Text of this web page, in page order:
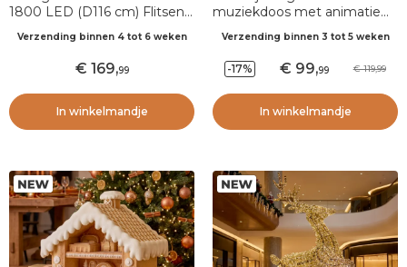
1800 LED (D116 cm) Flitsend
Verzending binnen 4 tot 6 weken
169,99
In winkelmandje
muziekdoos met animatie
Karamel
Verzending binnen 3 tot 5 weken
-17% 99,99 119,99
In winkelmandje